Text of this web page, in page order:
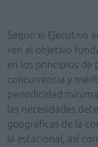
Según el Ejecutivo
«en el objetivo
en los principios de
concurrencia y
periodicidad
las necesidades
geográficas de la
la estacional, así